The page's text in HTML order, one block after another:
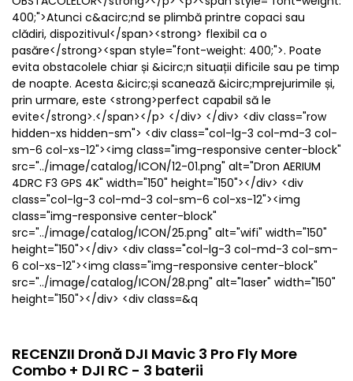
400;">Atunci c&acirc;nd se plimbă printre copaci sau
clădiri, dispozitivul</span><strong> flexibil ca o
pasăre</strong><span style="font-weight: 400;">. Poate
evita obstacolele chiar și &icirc;n situații dificile sau pe timp
de noapte. Acesta &icirc;și scanează &icirc;mprejurimile și,
prin urmare, este <strong>perfect capabil să le
evite</strong>.</span></p> </div> </div> <div class="row
hidden-xs hidden-sm"> <div class="col-lg-3 col-md-3 col-
sm-6 col-xs-12"><img class="img-responsive center-block"
src="../image/catalog/ICON/12-01.png" alt="Dron AERIUM
4DRC F3 GPS 4K" width="150" height="150"></div> <div
class="col-lg-3 col-md-3 col-sm-6 col-xs-12"><img
class="img-responsive center-block"
src="../image/catalog/ICON/25.png" alt="wifi" width="150"
height="150"></div> <div class="col-lg-3 col-md-3 col-sm-
6 col-xs-12"><img class="img-responsive center-block"
src="../image/catalog/ICON/28.png" alt="laser" width="150"
height="150"></div> <div class=&q
RECENZII Dronă DJI Mavic 3 Pro Fly More
Combo + DJI RC - 3 baterii